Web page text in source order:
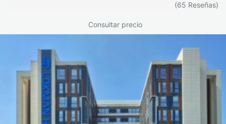
(65 Reseñas)
Consultar precio